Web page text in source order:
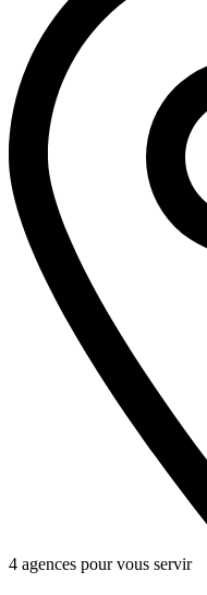
4 agences pour vous servir